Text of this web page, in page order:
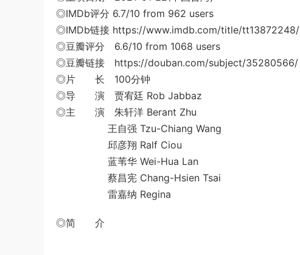
◎IMDb评分 6.7/10 from 962 users
◎IMDb链接 https://www.imdb.com/title/tt13872248/
◎豆瓣评分 6.6/10 from 1068 users
◎豆瓣链接 https://douban.com/subject/35280566/
◎片 长 100分钟
◎导 演 贾宥廷 Rob Jabbaz
◎主 演 朱轩洋 Berant Zhu
王自强 Tzu-Chiang Wang
邱彦翔 Ralf Ciou
蓝苇华 Wei-Hua Lan
蔡昌宪 Chang-Hsien Tsai
雷嘉纳 Regina
◎简 介